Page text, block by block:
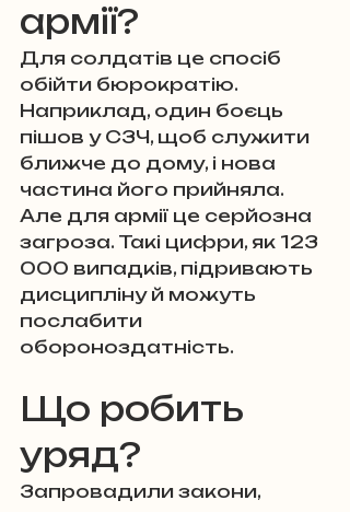
армії?
Для солдатів це спосіб
обійти бюрократію.
Наприклад, один боєць
пішов у СЗЧ, щоб служити
ближче до дому, і нова
частина його прийняла.
Але для армії це серйозна
загроза. Такі цифри, як 123
000 випадків, підривають
дисципліну й можуть
послабити
обороноздатність.
Що робить
уряд?
Запровадили закони,